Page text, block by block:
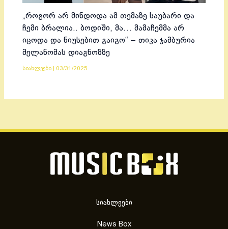
„როგორ არ მინდოდა ამ თემაზე საუბარი და
ჩემი ბრალია.. ბოდიში, მა… მამაჩემმა არ
იცოდა და ნიუსებით გაიგო“ – თიკა ჯამბურია
მელანომას დიაგნოზზე
სიახლეები 03/31/2025
სიახლეები
News Box